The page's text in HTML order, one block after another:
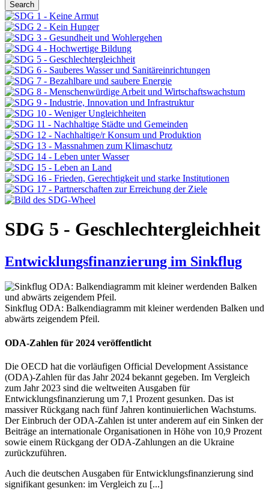
SDG 5 - Geschlechtergleichheit
Entwicklungsfinanzierung im Sinkflug
Sinkflug ODA: Balkendiagramm mit kleiner werdenden Balken und
abwärts zeigendem Pfeil.
ODA-Zahlen für 2024 veröffentlicht
Die OECD hat die vorläufigen Official Development Assistance
(ODA)-Zahlen für das Jahr 2024 bekannt gegeben. Im Vergleich
zum Jahr 2023 sind die weltweiten Ausgaben für
Entwicklungsfinanzierung um 7,1 Prozent gesunken. Das ist
massiver Rückgang nach fünf Jahren kontinuierlichen Wachstums.
Der Einbruch der ODA-Zahlen ist unter anderem auf ein Sinken der
Beiträge an internationale Organisationen in Höhe von 10,9 Prozent
sowie einem Rückgang der ODA-Zahlungen an die Ukraine
zurückzuführen.
Auch die deutschen Ausgaben für Entwicklungsfinanzierung sind
signifikant gesunken: im Vergleich zu [...]